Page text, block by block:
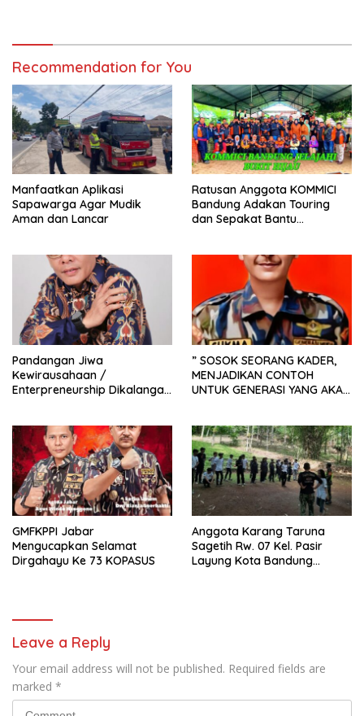
Recommendation for You
Manfaatkan Aplikasi
Sapawarga Agar Mudik
Aman dan Lancar
Ratusan Anggota KOMMICI
Bandung Adakan Touring
dan Sepakat Bantu
Pandangan Jiwa
Kewirausahaan /
Enterpreneurship Dikalangan
” SOSOK SEORANG KADER,
MENJADIKAN CONTOH
UNTUK GENERASI YANG AKAN
GMFKPPI Jabar
Mengucapkan Selamat
Dirgahayu Ke 73 KOPASUS
Anggota Karang Taruna
Sagetih Rw. 07 Kel. Pasir
Layung Kota Bandung
Leave a Reply
Your email address will not be published. Required fields are
marked *